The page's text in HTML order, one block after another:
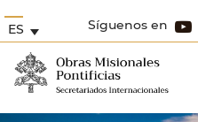
Síguenos en
ES